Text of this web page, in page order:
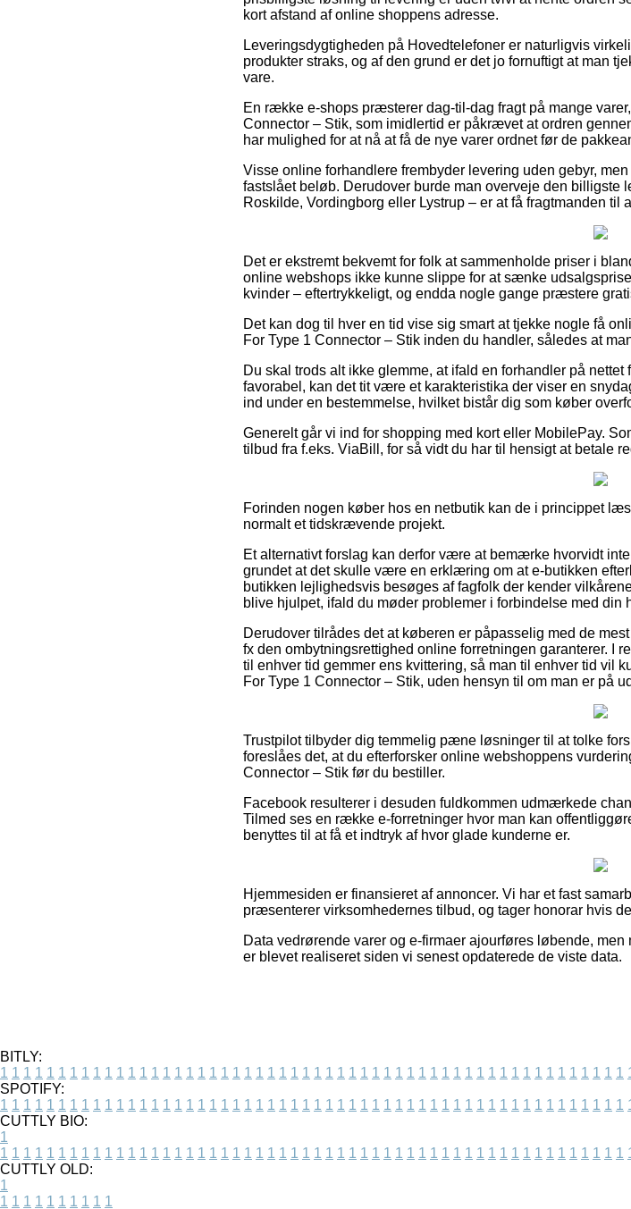
kort afstand af online shoppens adresse.
Leveringsdygtigheden på Hovedtelefoner er naturligvis
produkter straks, og af den grund er det jo fornuftigt at man
vare.
En række e-shops præsterer dag-til-dag fragt på mange
Connector – Stik, som imidlertid er påkrævet at ordren
har mulighed for at nå at få de nye varer ordnet før de
Visse online forhandlere frembyder levering uden gebyr,
fastslået beløb. Derudover burde man overveje den billigste
Roskilde, Vordingborg eller Lystrup – er at få fragtmanden til
Det er ekstremt bekvemt for folk at sammenholde priser i
online webshops ikke kunne slippe for at sænke
kvinder – eftertrykkeligt, og endda nogle gange præstere
Det kan dog til hver en tid vise sig smart at tjekke nogle få
For Type 1 Connector – Stik inden du handler, således at
Du skal trods alt ikke glemme, at ifald en forhandler på
favorabel, kan det tit være et karakteristika der viser en
ind under en bestemmelse, hvilket bistår dig som køber
Generelt går vi ind for shopping med kort eller MobilePay.
tilbud fra f.eks. ViaBill, for så vidt du har til hensigt at betale
Forinden nogen køber hos en netbutik kan de i princippet
normalt et tidskrævende projekt.
Et alternativt forslag kan derfor være at bemærke hvorvidt
grundet at det skulle være en erklæring om at e-butikken
butikken lejlighedsvis besøges af fagfolk der kender
blive hjulpet, ifald du møder problemer i forbindelse med din
Derudover tilrådes det at køberen er påpasselig med de
fx den ombytningsrettighed online forretningen garanterer. I
til enhver tid gemmer ens kvittering, så man til enhver tid vil
For Type 1 Connector – Stik, uden hensyn til om man er på
Trustpilot tilbyder dig temmelig pæne løsninger til at tolke
foreslåes det, at du efterforsker online webshoppens
Connector – Stik før du bestiller.
Facebook resulterer i desuden fuldkommen udmærkede
Tilmed ses en række e-forretninger hvor man kan
benyttes til at få et indtryk af hvor glade kunderne er.
Hjemmesiden er finansieret af annoncer. Vi har et fast
præsenterer virksomhedernes tilbud, og tager honorar hvis
Data vedrørende varer og e-firmaer ajourføres løbende,
er blevet realiseret siden vi senest opdaterede de viste data.
BITLY:
1 1 1 1 1 1 1 1 1 1 1 1 1 1 1 1 1 1 1 1 1 1 1 1 1 1 1 1 1 1 1 1 1 1 1 1 1 1 1 1 1 1 1 1 1 1 1 1 1 1 1 1 1 1
SPOTIFY:
1 1 1 1 1 1 1 1 1 1 1 1 1 1 1 1 1 1 1 1 1 1 1 1 1 1 1 1 1 1 1 1 1 1 1 1 1 1 1 1 1 1 1 1 1 1 1 1 1 1 1 1 1 1
CUTTLY BIO:
1
1 1 1 1 1 1 1 1 1 1 1 1 1 1 1 1 1 1 1 1 1 1 1 1 1 1 1 1 1 1 1 1 1 1 1 1 1 1 1 1 1 1 1 1 1 1 1 1 1 1 1 1 1 1
CUTTLY OLD:
1
1 1 1 1 1 1 1 1 1 1